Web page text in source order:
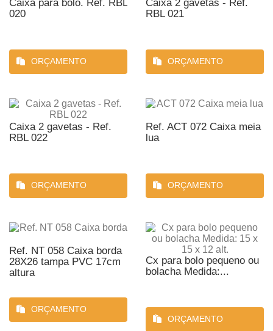
Caixa para bolo. Ref. RBL
020
ORÇAMENTO
Caixa 2 gavetas - Ref.
RBL 021
ORÇAMENTO
Caixa 2 gavetas - Ref.
RBL 022
ORÇAMENTO
Ref. ACT 072 Caixa meia
lua
ORÇAMENTO
Ref. NT 058 Caixa borda
28X26 tampa PVC 17cm
altura
ORÇAMENTO
Cx para bolo pequeno ou
bolacha Medida:...
ORÇAMENTO